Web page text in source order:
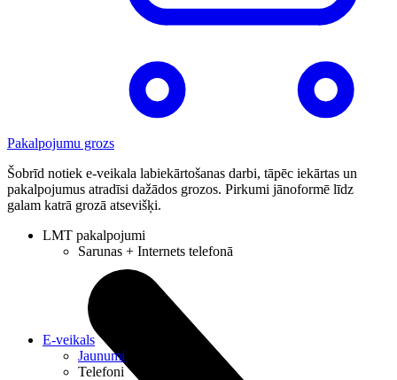
Pakalpojumu grozs
Šobrīd notiek e-veikala labiekārtošanas darbi, tāpēc iekārtas un
pakalpojumus atradīsi dažādos grozos. Pirkumi jānoformē līdz
galam katrā grozā atsevišķi.
LMT pakalpojumi
Sarunas + Internets telefonā
E-veikals
Jaunumi
Telefoni